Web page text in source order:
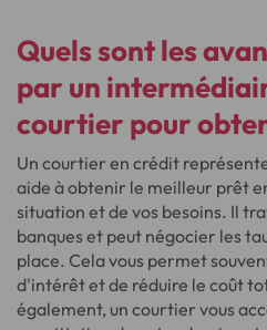
Quels sont les
par un
courtier pour
Un courtier en crédit
aide à obtenir le meilleur prêt
situation et de vos besoins. Il
banques et peut négocier les
place. Cela vous permet
d'intérêt et de réduire le coût
également, un courtier vous